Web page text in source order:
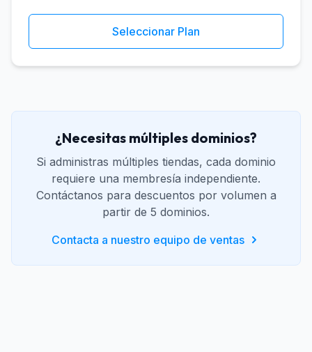
Seleccionar Plan
¿Necesitas múltiples dominios?
Si administras múltiples tiendas, cada dominio
requiere una membresía independiente.
Contáctanos para descuentos por volumen a
partir de 5 dominios.
Contacta a nuestro equipo de ventas